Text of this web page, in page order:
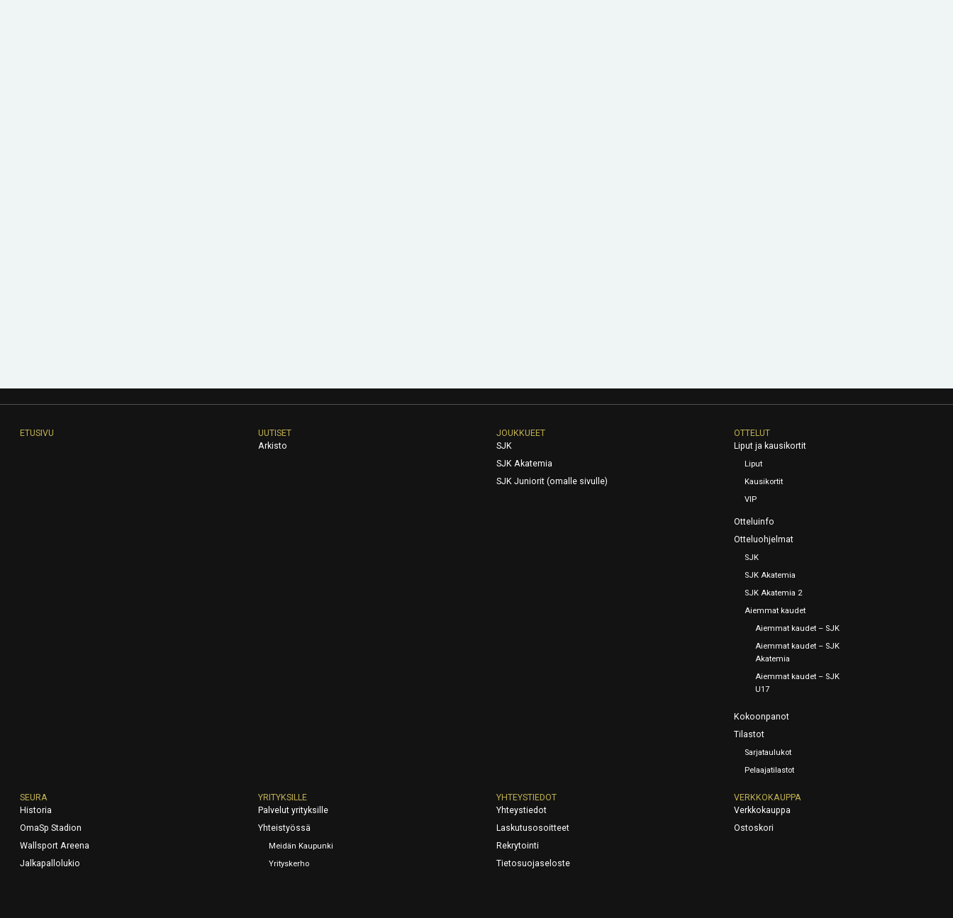
ETUSIVU
UUTISET
Arkisto
JOUKKUEET
SJK
SJK Akatemia
SJK Juniorit (omalle sivulle)
OTTELUT
Liput ja kausikortit
Liput
Kausikortit
VIP
Otteluinfo
Otteluohjelmat
SJK
SJK Akatemia
SJK Akatemia 2
Aiemmat kaudet
Aiemmat kaudet – SJK
Aiemmat kaudet – SJK
Akatemia
Aiemmat kaudet – SJK
U17
Kokoonpanot
Tilastot
Sarjataulukot
Pelaajatilastot
SEURA
Historia
OmaSp Stadion
Wallsport Areena
Jalkapallolukio
YRITYKSILLE
Palvelut yrityksille
Yhteistyössä
Meidän Kaupunki
Yrityskerho
YHTEYSTIEDOT
Yhteystiedot
Laskutusosoitteet
Rekrytointi
Tietosuojaseloste
VERKKOKAUPPA
Verkkokauppa
Ostoskori